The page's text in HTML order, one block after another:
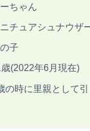
ちゃん
チュアシュナウザ
子
(2022年6月現在)
の時に里親として